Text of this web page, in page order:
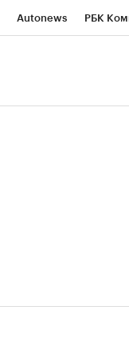
Autonews РБК